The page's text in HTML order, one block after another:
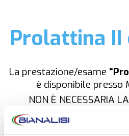
Prolattina II
La prestazione/esame
è disponibile presso
NON È NECESSARIA